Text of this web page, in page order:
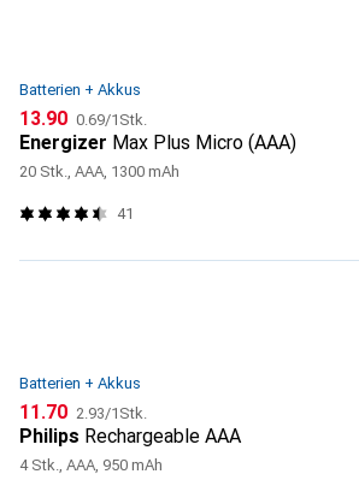
Batterien + Akkus
CHF
13.90 CHF
0.69/1Stk.
Energizer Max Plus Micro (AAA)
20 Stk., AAA, 1300 mAh
41
Batterien + Akkus
CHF
11.70 CHF
2.93/1Stk.
Philips Rechargeable AAA
4 Stk., AAA, 950 mAh